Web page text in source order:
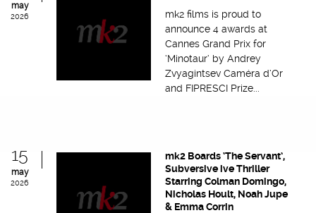
may
2026
mk2 films is proud to
announce 4 awards at
Cannes Grand Prix for
‘Minotaur’ by Andrey
Zvyagintsev Caméra d’Or
and FIPRESCI Prize...
15
may
2026
mk2 Boards ‘The Servant’,
Subversive ive Thriller
Starring Colman Domingo,
Nicholas Hoult, Noah Jupe
& Emma Corrin